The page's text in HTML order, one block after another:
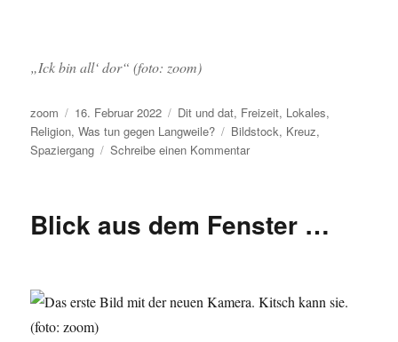
„Ick bin all‘ dor“ (foto: zoom)
Autor
zoom
Veröffentlicht
am
16. Februar 2022 Kategorien
Dit und dat, Freizeit, Lokales,
Religion,Was tun gegen Langweile? Schlagwörter
Bildstock, Kreuz,
Spaziergang
Schreibe einen Kommentarzu
Gott?
Blick aus dem Fenster …